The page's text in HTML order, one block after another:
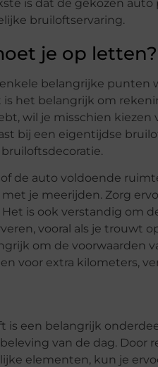
is dat de gekozen
bruiloftservaring.
je op letten?
belangrijke punten
is het belangrijk om
wil je misschien kiezen
bij een eigentijdse
de auto voldoende
je meerijden. Zorg
is ook verstandig om
vooral als je trouwt
om de
voor extra kilometers,
is een belangrijk
van de dag. Door
elementen, kun je